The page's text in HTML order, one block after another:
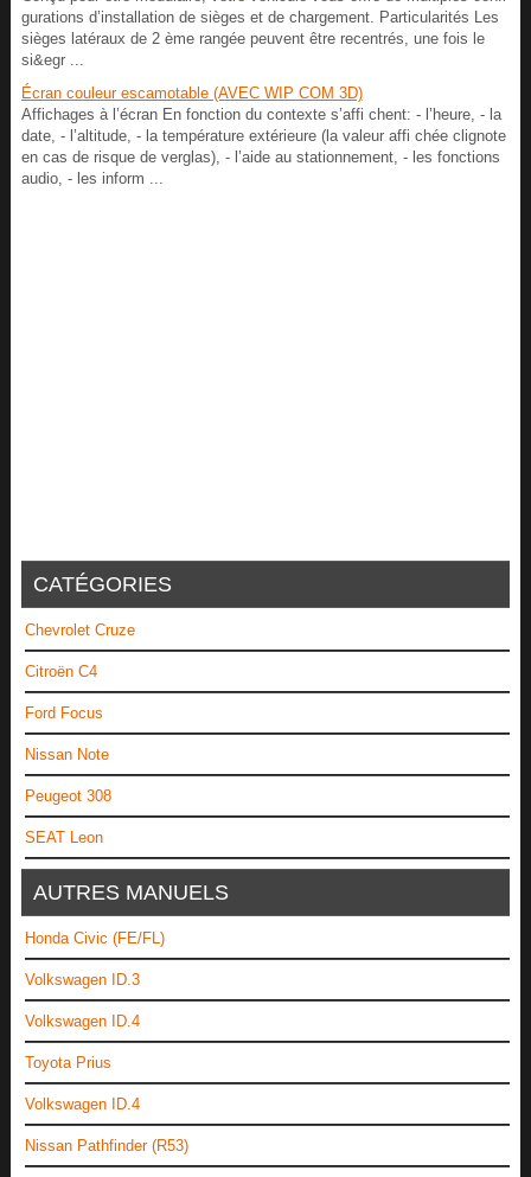
gurations d’installation de sièges et de chargement. Particularités Les
sièges latéraux de 2 ème rangée peuvent être recentrés, une fois le
si&egr ...
Écran couleur escamotable (AVEC WIP COM 3D)
Affichages à l’écran En fonction du contexte s’affi chent: - l’heure, - la
date, - l’altitude, - la température extérieure (la valeur affi chée clignote
en cas de risque de verglas), - l’aide au stationnement, - les fonctions
audio, - les inform ...
CATÉGORIES
Chevrolet Cruze
Citroën C4
Ford Focus
Nissan Note
Peugeot 308
SEAT Leon
AUTRES MANUELS
Honda Civic (FE/FL)
Volkswagen ID.3
Volkswagen ID.4
Toyota Prius
Volkswagen ID.4
Nissan Pathfinder (R53)